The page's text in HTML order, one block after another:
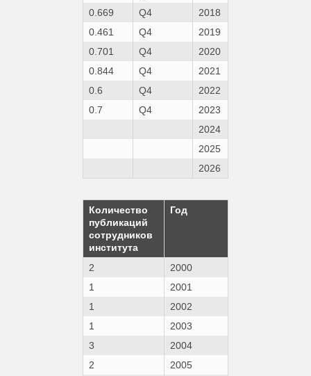
0.669
Q4
2018
0.461
Q4
2019
0.701
Q4
2020
0.844
Q4
2021
0.6
Q4
2022
0.7
Q4
2023
2024
2025
2026
Количество
публикаций
сотрудников
института
Год
2
2000
1
2001
1
2002
1
2003
3
2004
2
2005